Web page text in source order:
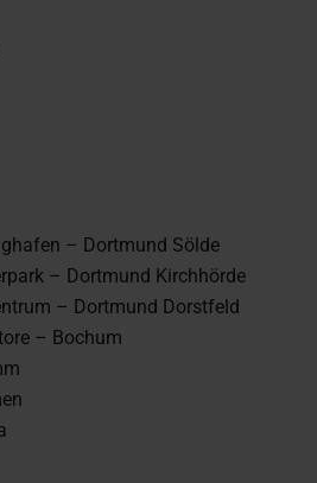
– Dortmund Sölde
– Dortmund Kirchhörde
– Dortmund Dorstfeld
– Bochum